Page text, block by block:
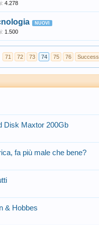
4.278
1.500
71 72 73 74 75 76
Disk Maxtor 200Gb
fa più male che bene?
& Hobbes